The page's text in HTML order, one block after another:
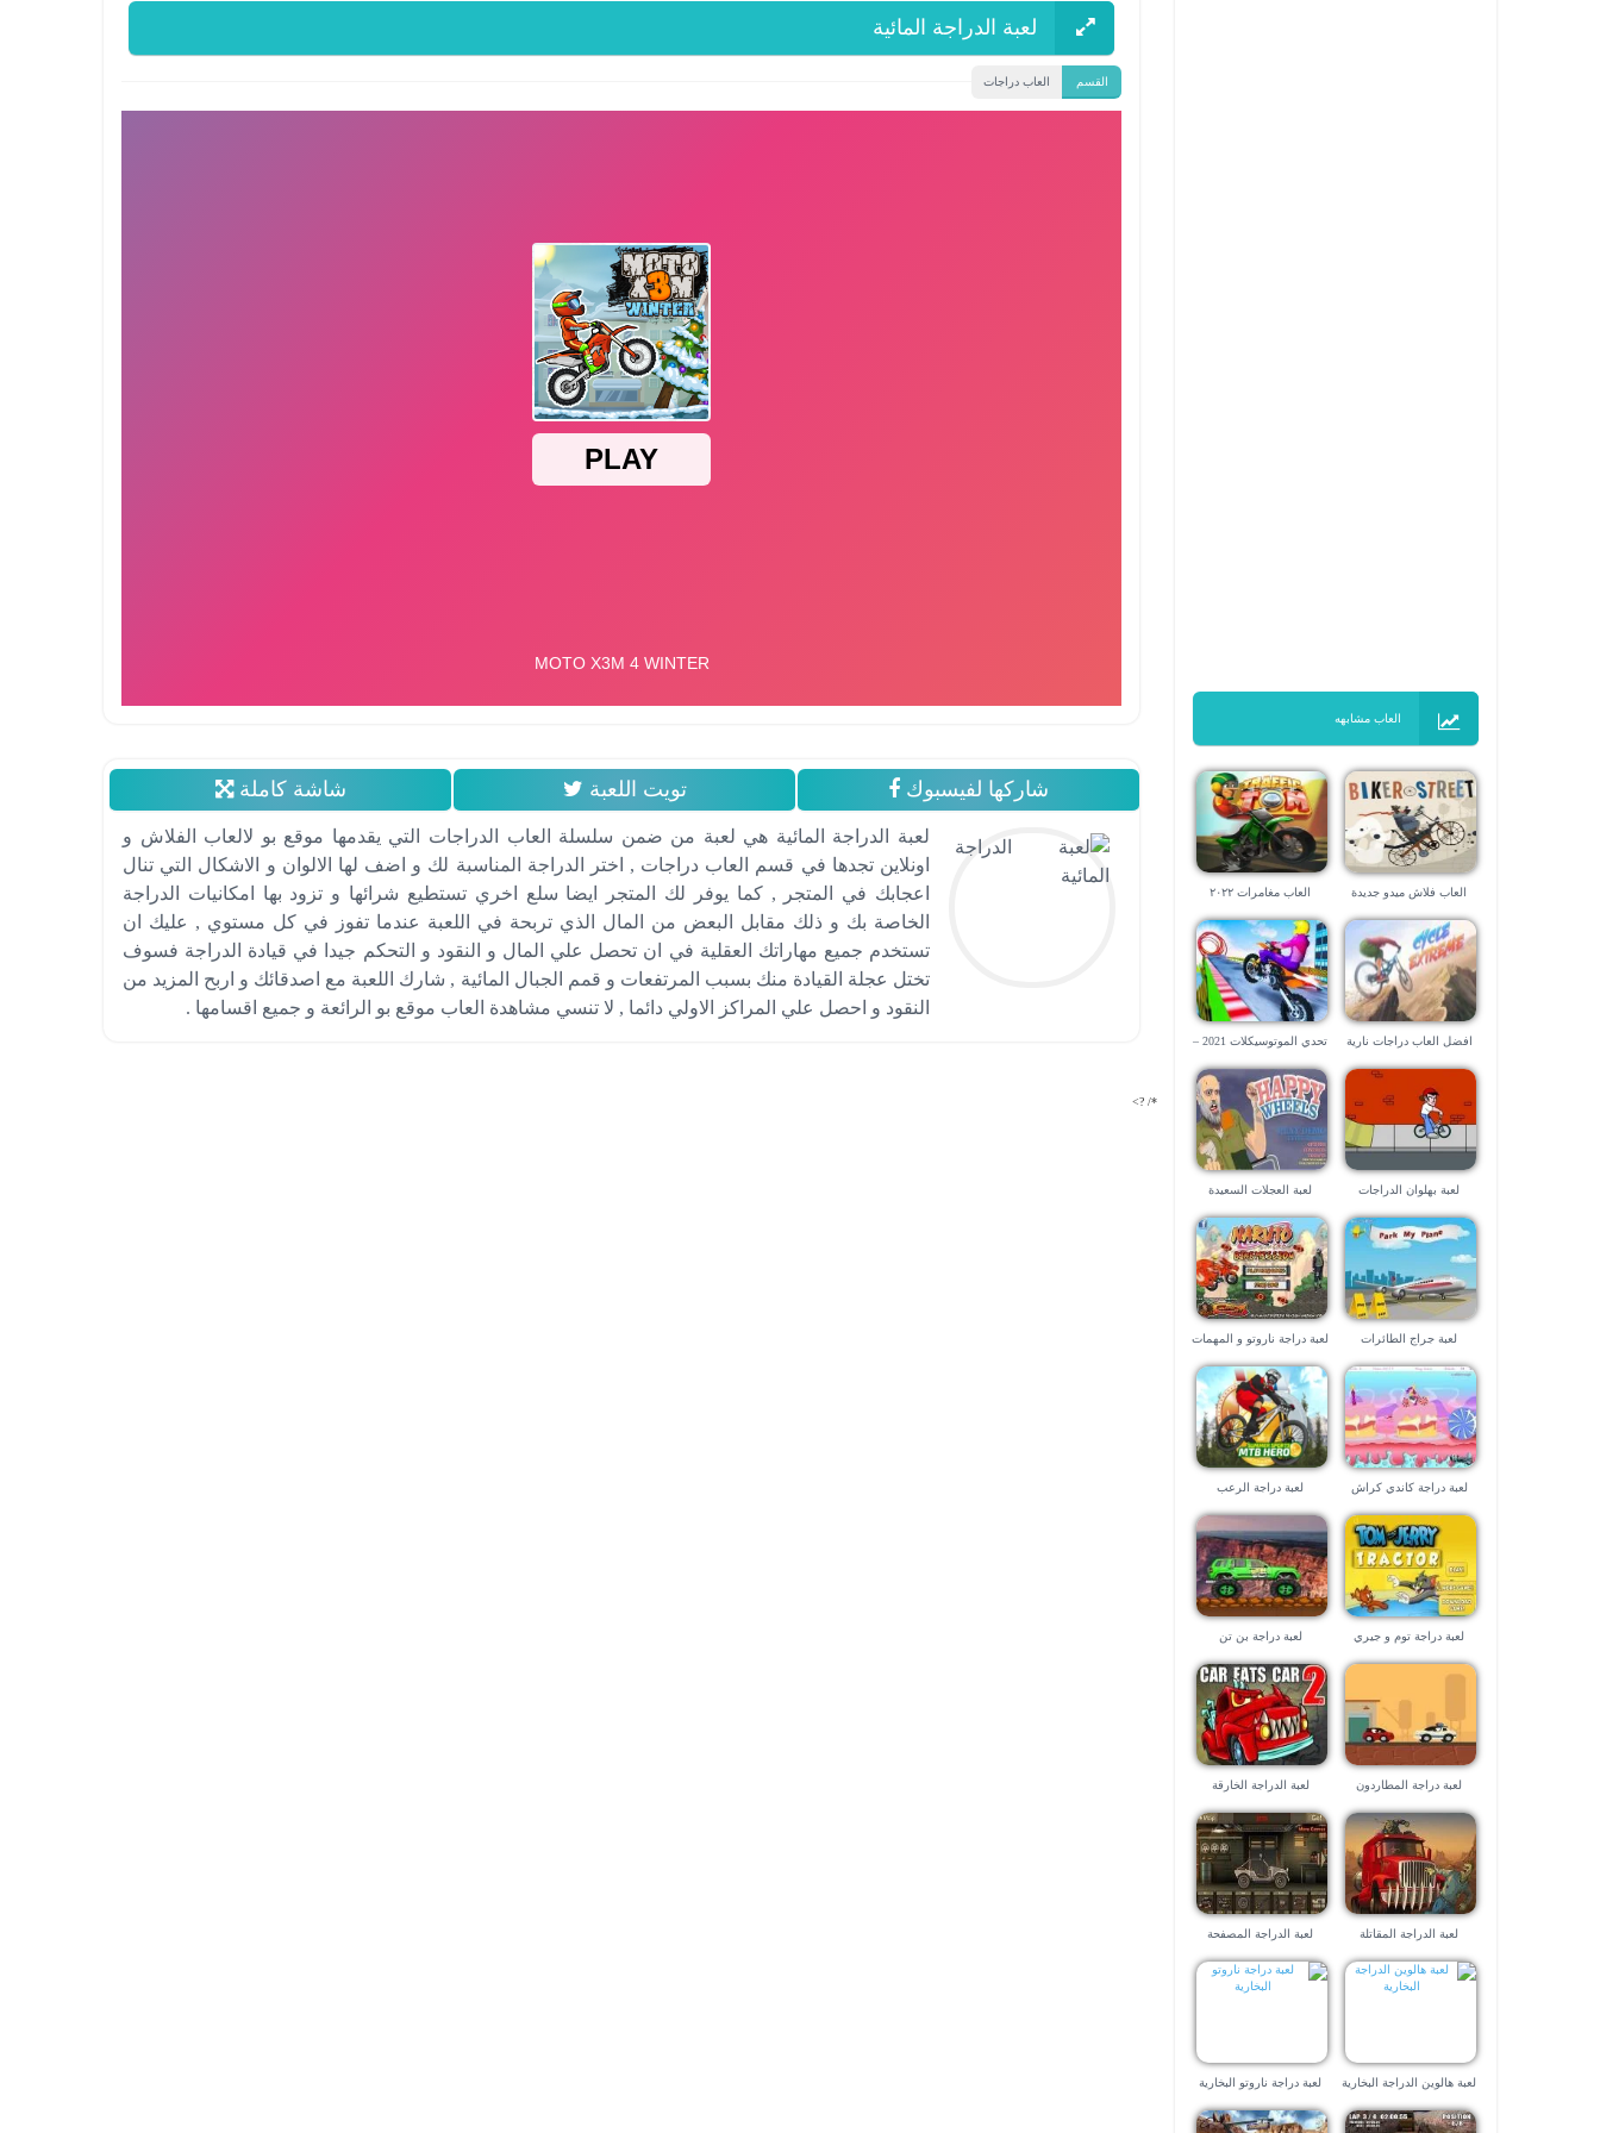
العاب مشابهه
العاب فلاش ميدو جديدة العاب مغامرات ٢٠٢٢
افضل العاب دراجات نارية
تحدي الموتوسيكلات 2021 –
صديقك !!
لعبة بهلوان الدراجات لعبة العجلات السعيدة
لعبة جراج الطائرات لعبة دراجة ناروتو و المهمات
لعبة دراجة كاندي كراش
لعبة دراجة الرعب
لعبة دراجة توم و جيري
لعبة دراجة بن تن
لعبة دراجة المطاردون لعبة الدراجة الخارقة
لعبة الدراجة المقاتلة لعبة الدراجة المصفحة
لعبة هالوين الدراجة البخارية لعبة دراجة ناروتو البخارية
لعبة الدراجة المائية
القسم العاب دراجات
شاركها لفيسبوك تويت اللعبة شاشة كاملة
لعبة الدراجة المائية هي لعبة من ضمن سلسلة العاب الدراجات التي يقدمها موقع بو لالعاب الفلاش و
اونلاين تجدها في قسم العاب دراجات , اختر الدراجة المناسبة لك و اضف لها الالوان و الاشكال التي تنال
اعجابك في المتجر , كما يوفر لك المتجر ايضا سلع اخري تستطيع شرائها و تزود بها امكانيات الدراجة
الخاصة بك و ذلك مقابل البعض من المال الذي تربحة في اللعبة عندما تفوز في كل مستوي , عليك ان
تستخدم جميع مهاراتك العقلية في ان تحصل علي المال و النقود و التحكم جيدا في قيادة الدراجة فسوف
تختل عجلة القيادة منك بسبب المرتفعات و قمم الجبال المائية , شارك اللعبة مع اصدقائك و اربح المزيد من
النقود و احصل علي المراكز الاولي دائما , لا تنسي مشاهدة العاب موقع بو الرائعة و جميع اقسامها .
*/ ?>